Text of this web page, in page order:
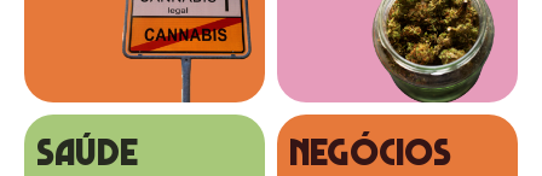
SAÚDE NEGÓCIOS